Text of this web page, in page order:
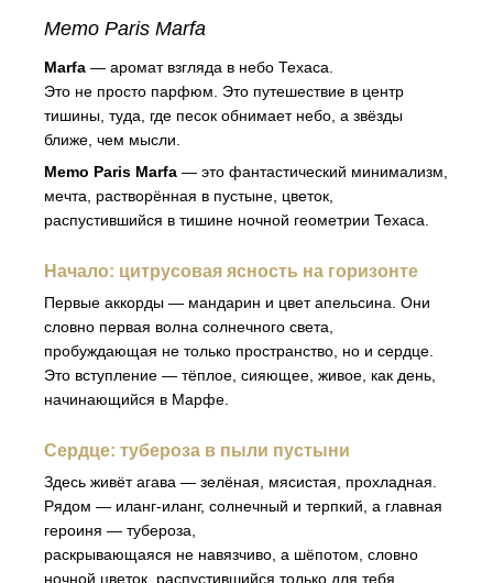
Memo Paris Marfa
Marfa — аромат взгляда в небо Техаса.
Это не просто парфюм. Это путешествие в центр
тишины, туда, где песок обнимает небо, а звёзды
ближе, чем мысли.
Memo Paris Marfa — это фантастический минимализм,
мечта, растворённая в пустыне, цветок,
распустившийся в тишине ночной геометрии Техаса.
Начало: цитрусовая ясность на горизонте
Первые аккорды — мандарин и цвет апельсина. Они
словно первая волна солнечного света,
пробуждающая не только пространство, но и сердце.
Это вступление — тёплое, сияющее, живое, как день,
начинающийся в Марфе.
Сердце: тубероза в пыли пустыни
Здесь живёт агава — зелёная, мясистая, прохладная.
Рядом — иланг-иланг, солнечный и терпкий, а главная
героиня — тубероза,
раскрывающаяся не навязчиво, а шёпотом, словно
ночной цветок, распустившийся только для тебя.